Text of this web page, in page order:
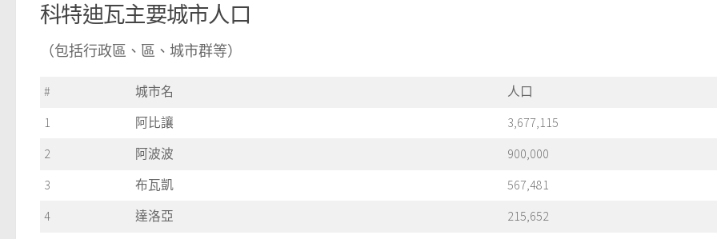
科特迪瓦主要城市人口
（包括行政區、區、城市群等）
# 城市名 人口
1 阿比讓 3,677,115
2 阿波波 900,000
3 布瓦凱 567,481
4 達洛亞 215,652